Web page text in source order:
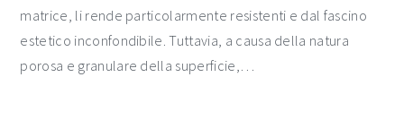
matrice, li rende particolarmente resistenti e dal fascino
estetico inconfondibile. Tuttavia, a causa della natura
porosa e granulare della superficie,…